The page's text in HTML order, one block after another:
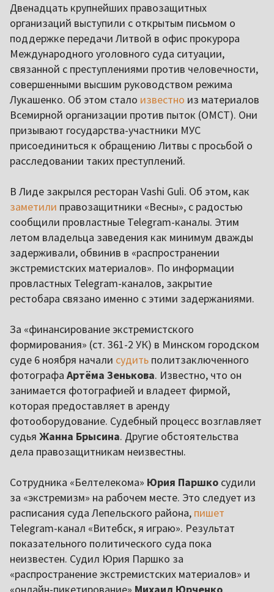
Двенадцать крупнейших правозащитных
организаций выступили с открытым письмом о
поддержке передачи Литвой в офис прокурора
Международного уголовного суда ситуации,
связанной с преступлениями против человечности,
совершенными высшим руководством режима
Лукашенко. Об этом стало известно из материалов
Всемирной организации против пыток (OMCT). Они
призывают государства-участники МУС
присоединиться к обращению Литвы с просьбой о
расследовании таких преступлений.
В Лиде закрылся ресторан Vashi Guli. Об этом, как
заметили правозащитники «Весны», с радостью
сообщили провластные Telegram-каналы. Этим
летом владельца заведения как минимум дважды
задерживали, обвинив в «распространении
экстремистских материалов». По информации
провластных Telegram-каналов, закрытие
рестобара связано именно с этими задержаниями.
За «финансирование экстремистского
формирования» (ст. 361-2 УК) в Минском городском
суде 6 ноября начали судить политзаключенного
фотографа Артёма Зенькова. Известно, что он
занимается фотографией и владеет фирмой,
которая предоставляет в аренду
фотооборудование. Судебный процесс возглавляет
судья Жанна Брысина. Другие обстоятельства
дела правозащитникам неизвестны.
Сотрудника «Белтелекома» Юрия Паршко судили
за «экстремизм» на рабочем месте. Это следует из
расписания суда Лепельского района, пишет
Telegram-канал «Витебск, я играю». Результат
показательного политического суда пока
неизвестен. Судил Юрия Паршко за
«распространение экстремистских материалов» и